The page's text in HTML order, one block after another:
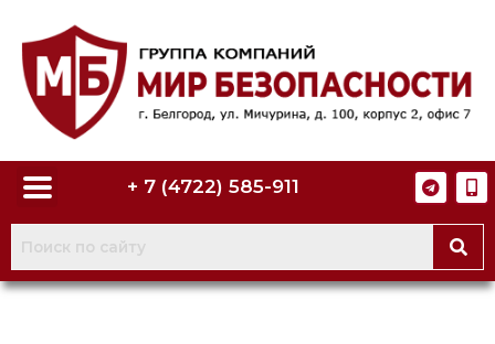
+ 7 (4722) 585-911